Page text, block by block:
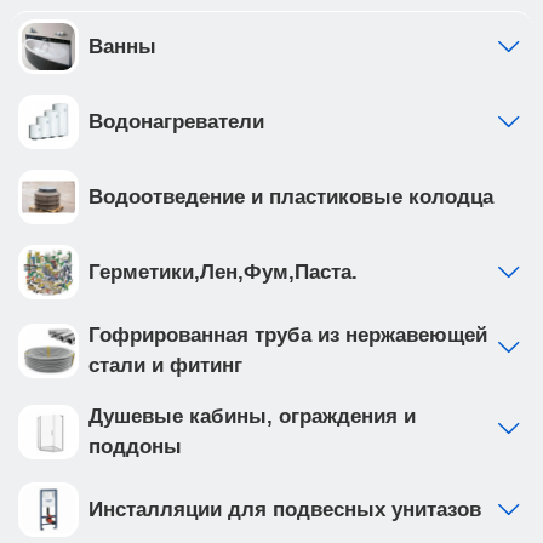
Ванны
Водонагреватели
Водоотведение и пластиковые колодца
Герметики,Лен,Фум,Паста.
Гофрированная труба из нержавеющей
стали и фитинг
Душевые кабины, ограждения и
поддоны
Инсталляции для подвесных унитазов